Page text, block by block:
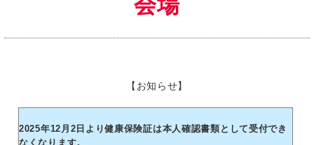
会場
【お知らせ】
2025年12月2日より健康保険証は本人確認書類として受付でき
なくなります。